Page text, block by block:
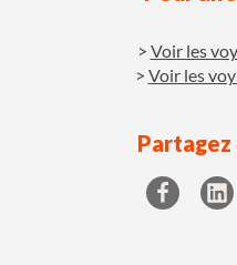
Voir les
Voir les